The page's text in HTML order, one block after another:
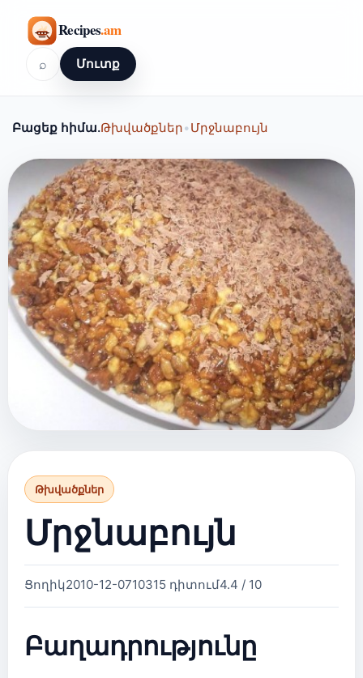
⌕ Մուտք
Բացեք հիմա.Թխվածքներ•Մրջնաբույն
Թխվածքներ
Մրջնաբույն
Ցողիկ2010-12-0710315 դիտում4.4 / 10
Բաղադրությունը